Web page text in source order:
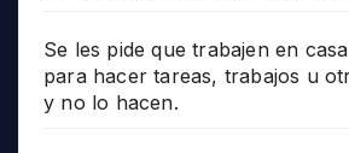
Se les pide que trabajen en
para hacer tareas, trabajos u
y no lo hacen.